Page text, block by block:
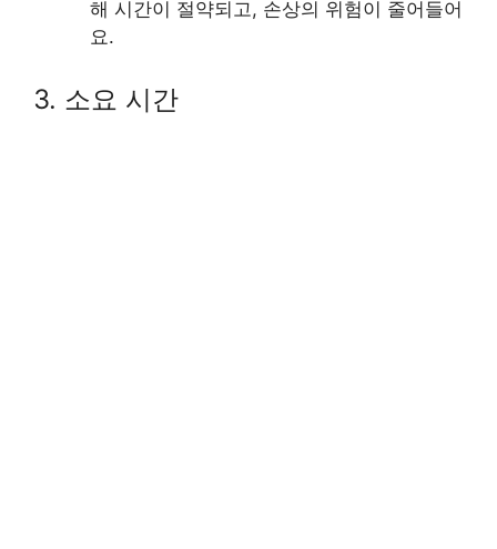
해 시간이 절약되고, 손상의 위험이 줄어들어
요.
3. 소요 시간